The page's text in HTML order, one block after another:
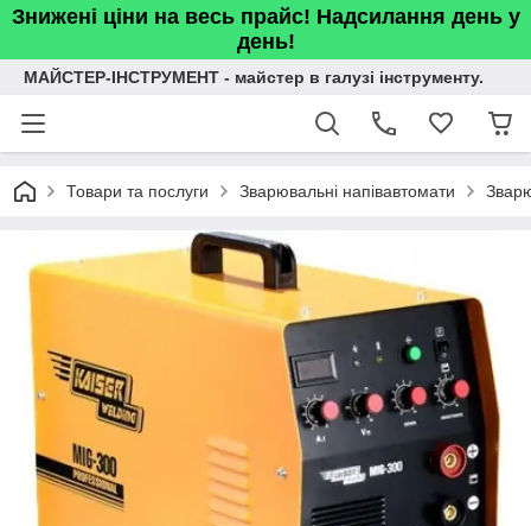
Знижені ціни на весь прайс! Надсилання день у
день!
МАЙСТЕР-ІНСТРУМЕНТ - майстер в галузі інструменту.
Товари та послуги Зварювальні напівавтомати